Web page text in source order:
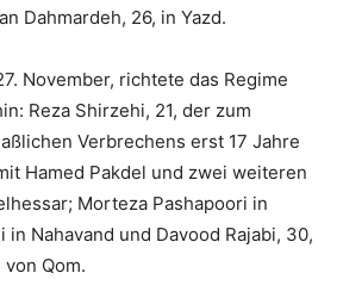
Dahmardeh, 26, in Yazd.
November, richtete das Regime
Reza Shirzehi, 21, der zum
Verbrechens erst 17 Jahre
Hamed Pakdel und zwei weiteren
Morteza Pashapoori in
in Nahavand und Davood Rajabi, 30,
Qom.